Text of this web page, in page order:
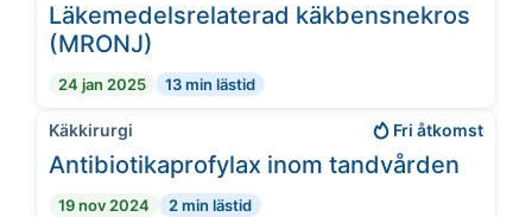
Läkemedelsrelaterad käkbensnekros
(MRONJ)
24 jan 2025 13 min lästid
Käkkirurgi Fri åtkomst
Antibiotikaprofylax inom tandvården
19 nov 2024 2 min lästid